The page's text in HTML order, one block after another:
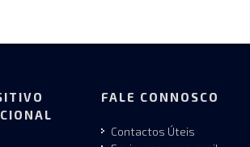
FALE CONNOSCO
Contactos Úteis